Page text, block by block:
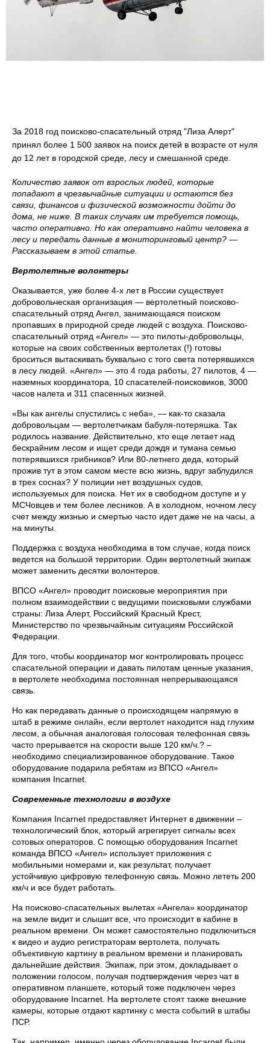
сертификации
За 2018 год поисково-спасательный отряд "Лиза Алерт"
принял более 1 500 заявок на поиск детей в возрасте от нуля
до 12 лет в городской среде, лесу и смешанной среде.
Количество заявок от взрослых людей, которые
попадают в чрезвычайные ситуации и остаются без
связи, финансов и физической возможности дойти до
дома, не ниже. В таких случаях им требуется помощь,
часто оперативно. Но как оперативно найти человека в
лесу и передать данные в мониторинговый центр? —
Рассказываем в этой статье.
Вертолетные волонтеры
Оказывается, уже более 4-х лет в России существует
добровольческая организация — вертолетный поисково-
спасательный отряд Ангел, занимающаяся поиском
пропавших в природной среде людей с воздуха. Поисково-
спасательный отряд «Ангел» — это пилоты-добровольцы,
которые на своих собственных вертолетах (!) готовы
броситься вытаскивать буквально с того света потерявшихся
в лесу людей. «Ангел» — это 4 года работы, 27 пилотов, 4 —
наземных координатора, 10 спасателей-поисковиков, 3000
часов налета и 311 спасенных жизней.
«Вы как ангелы спустились с неба», — как-то сказала
добровольцам — вертолетчикам бабуля-потеряшка. Так
родилось название. Действительно, кто еще летает над
бескрайним лесом и ищет среди дождя и тумана семью
потерявшихся грибников? Или 80-летнего деда, который
прожив тут в этом самом месте всю жизнь, вдруг заблудился
в трех соснах? У полиции нет воздушных судов,
используемых для поиска. Нет их в свободном доступе и у
МСЧовцев и тем более лесников. А в холодном, ночном лесу
счет между жизнью и смертью часто идет даже не на часы, а
на минуты.
Поддержка с воздуха необходима в том случае, когда поиск
ведется на большой территории. Один вертолетный экипаж
может заменить десятки волонтеров.
ВПСО «Ангел» проводит поисковые мероприятия при
полном взаимодействии с ведущими поисковыми службами
страны: Лиза Алерт, Российский Красный Крест,
Министерство по чрезвычайным ситуациям Российской
Федерации.
Для того, чтобы координатор мог контролировать процесс
спасательной операции и давать пилотам ценные указания,
в вертолете необходима постоянная непрерывающаяся
связь.
Но как передавать данные о происходящем напрямую в
штаб в режиме онлайн, если вертолет находится над глухим
лесом, а обычная аналоговая голосовая телефонная связь
часто прерывается на скорости выше 120 км/ч.? –
необходимо специализированное оборудование. Такое
оборудование подарила ребятам из ВПСО «Ангел»
компания Incarnet.
Современные технологии в воздухе
Компания Incarnet предоставляет Интернет в движении –
технологический блок, который агрегирует сигналы всех
сотовых операторов. С помощью оборудования Incarnet
команда ВПСО «Ангел» использует приложения с
мобильными номерами и, как результат, получает
устойчивую цифровую телефонную связь. Можно лететь 200
км/ч и все будет работать.
На поисково-спасательных вылетах «Ангела» координатор
на земле видит и слышит все, что происходит в кабине в
реальном времени. Он может самостоятельно подключиться
к видео и аудио регистраторам вертолета, получать
объективную картину в реальном времени и планировать
дальнейшие действия. Экипаж, при этом, докладывает о
положении голосом, получая подтверждения через чат в
оперативном планшете, который тоже подключен через
оборудование Incarnet. На вертолете стоят также внешние
камеры, которые отдают картинку с места событий в штабы
ПСР.